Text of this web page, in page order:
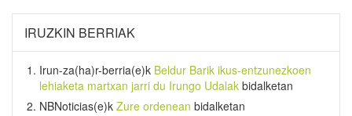
IRUZKIN BERRIAK
Irun-za(ha)r-berria(e)k Beldur Barik ikus-entzunezkoen
lehiaketa martxan jarri du Irungo Udalak bidalketan
NBNoticias(e)k Zure ordenean bidalketan